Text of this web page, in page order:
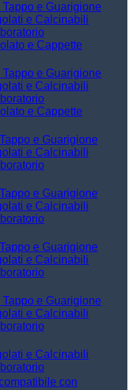
e Guarigione
e Calcinabili
e Cappette
e Guarigione
e Calcinabili
e Cappette
e Guarigione
e Calcinabili
e Guarigione
e Calcinabili
e Guarigione
e Calcinabili
e Guarigione
e Calcinabili
e Calcinabili
con